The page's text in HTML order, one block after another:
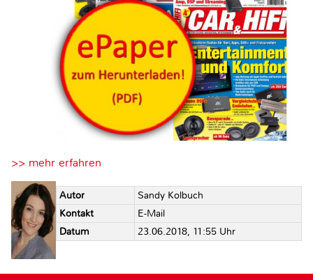
>> mehr erfahren
Autor
Sandy Kolbuch
Kontakt
E-Mail
Datum
23.06.2018, 11:55 Uhr